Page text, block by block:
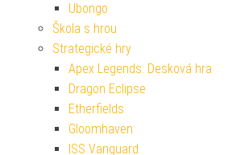
Ubongo
Škola s hrou
Strategické hry
Apex Legends: Desková hra
Dragon Eclipse
Etherfields
Gloomhaven
ISS Vanguard